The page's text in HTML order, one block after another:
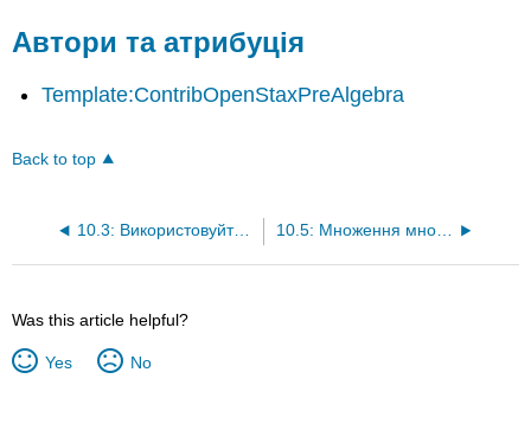
Автори та атрибуція
Template:ContribOpenStaxPreAlgebra
Back to top
10.3: Використовуйте властивості множення показників (частина 2) 10.5: Множення многочленів (частина 2)
Was this article helpful?
Yes No